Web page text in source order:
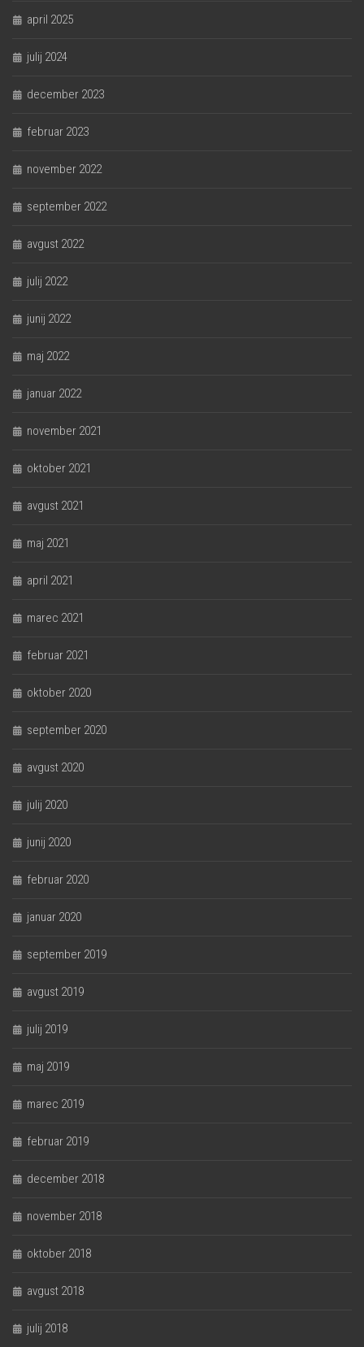
april 2025
julij 2024
december 2023
februar 2023
november 2022
september 2022
avgust 2022
julij 2022
junij 2022
maj 2022
januar 2022
november 2021
oktober 2021
avgust 2021
maj 2021
april 2021
marec 2021
februar 2021
oktober 2020
september 2020
avgust 2020
julij 2020
junij 2020
februar 2020
januar 2020
september 2019
avgust 2019
julij 2019
maj 2019
marec 2019
februar 2019
december 2018
november 2018
oktober 2018
avgust 2018
julij 2018